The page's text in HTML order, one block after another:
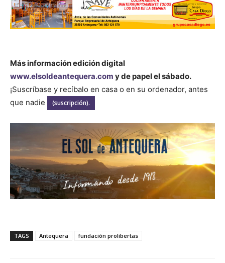
Más información edición digital
www.elsoldeantequera.com y de papel el sábado.
¡Suscríbase y recíbalo en casa o en su ordenador, antes
que nadie
(suscripción).
TAGS Antequera fundación prolibertas